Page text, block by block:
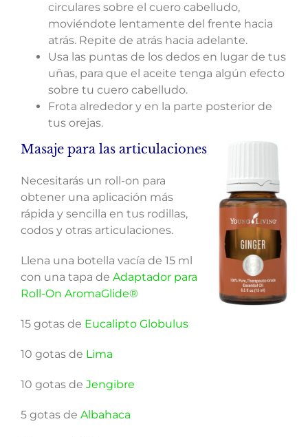
circulares sobre el cuero cabelludo,
moviéndote lentamente del frente hacia
atrás. Repite de atrás hacia adelante.
Usa las puntas de los dedos en lugar de tus
uñas, para que el aceite tenga algún efecto
sobre tu cuero cabelludo.
Frota alrededor y en la parte posterior de
tus orejas.
Masaje para las articulaciones
Necesitarás un roll-on para
obtener una aplicación más
rápida y sencilla en tus rodillas,
codos y otras articulaciones.
Llena una botella vacía de 15 ml
con una tapa de Adaptador para
Roll-On AromaGlide®
15 gotas de Eucalipto Globulus
10 gotas de Lima
10 gotas de Jengibre
5 gotas de Albahaca